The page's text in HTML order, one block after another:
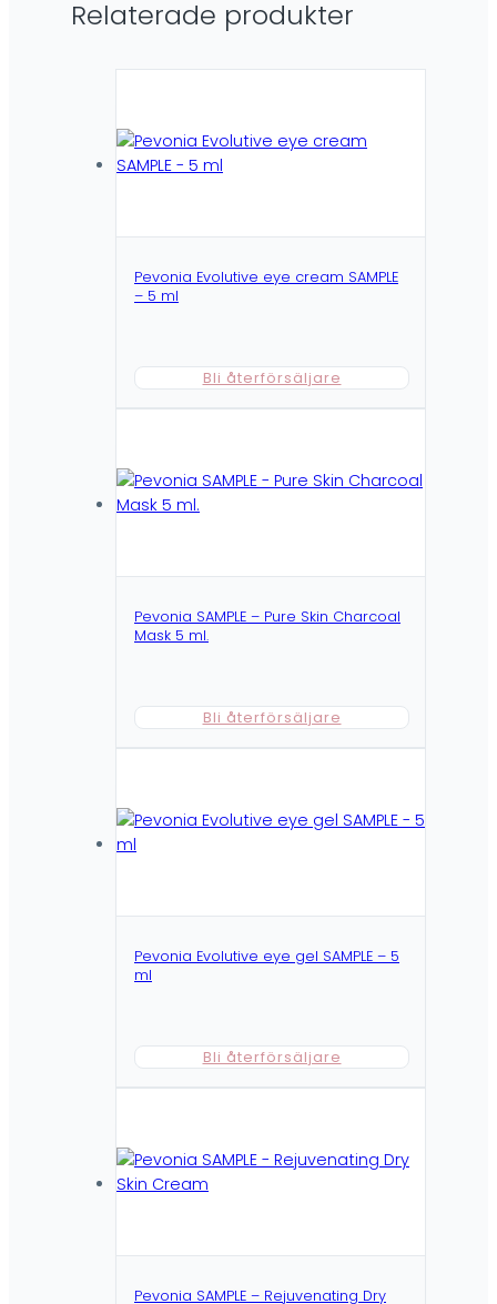
Relaterade produkter
Pevonia Evolutive eye cream SAMPLE
– 5 ml
Bli återförsäljare
Pevonia SAMPLE – Pure Skin Charcoal
Mask 5 ml.
Bli återförsäljare
Pevonia Evolutive eye gel SAMPLE – 5
ml
Bli återförsäljare
Pevonia SAMPLE – Rejuvenating Dry